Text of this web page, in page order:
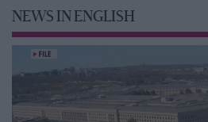
NEWS IN ENGLISH